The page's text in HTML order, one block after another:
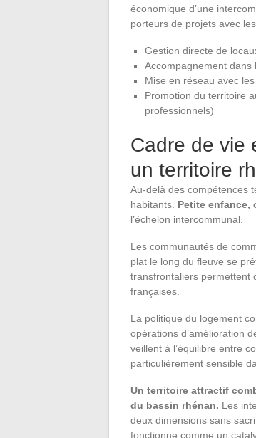
économique d’une
porteurs de projets avec
Gestion directe de
Accompagnement dans
Mise en réseau avec
Promotion du territoire
professionnels)
Cadre de vie
un territoire
Au-delà des compétences
habitants. Petite enfance,
l’échelon intercommunal.
Les communautés de
plat le long du fleuve se
transfrontaliers permettent
françaises.
La politique du logement
opérations d’amélioration
veillent à l’équilibre entre
particulièrement sensible
Un territoire attractif
du bassin rhénan. Les
deux dimensions sans
fonctionne comme un